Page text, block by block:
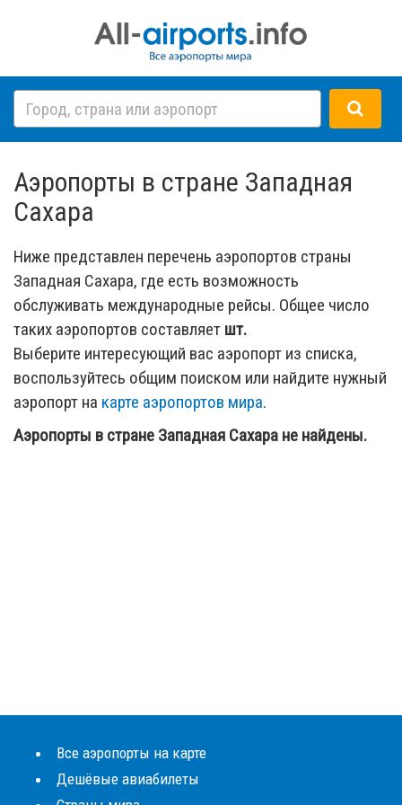
Аэропорты в стране Западная
Сахара
Ниже представлен перечень аэропортов страны
Западная Сахара, где есть возможность
обслуживать международные рейсы. Общее число
таких аэропортов составляет шт.
Выберите интересующий вас аэропорт из списка,
воспользуйтесь общим поиском или найдите нужный
аэропорт на карте аэропортов мира.
Аэропорты в стране Западная Сахара не найдены.
Все аэропорты на карте
Дешёвые авиабилеты